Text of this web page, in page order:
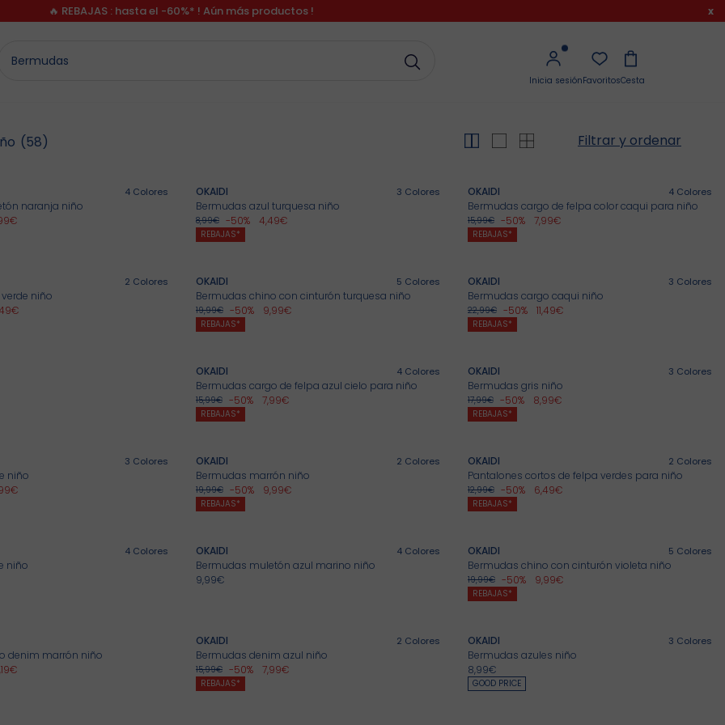
🔥 REBAJAS : hasta el -60%* ! Aún más productos ! x
Inicia sesión Cesta
Favoritos
Conjuntos
(58) Filtrar y ordenar
4 Colores
naranja niño
REBAJAS*
OKAIDI 3 Colores
Bermudas azul turquesa niño
8,99€ -50% 4,49€
REBAJAS*
OKAIDI 4 Colores
Bermudas cargo de felpa color caqui para niño
15,99€ -50% 7,99€
2 Colores
niño
REBAJAS*
OKAIDI 5 Colores
Bermudas chino con cinturón turquesa niño
19,99€ -50% 9,99€
REBAJAS*
OKAIDI 3 Colores
Bermudas cargo caqui niño
22,99€ -50% 11,49€
REBAJAS*
OKAIDI 4 Colores
Bermudas cargo de felpa azul cielo para niño
15,99€ -50% 7,99€
REBAJAS*
OKAIDI 3 Colores
Bermudas gris niño
17,99€ -50% 8,99€
3 Colores
niño
REBAJAS*
OKAIDI 2 Colores
Bermudas marrón niño
19,99€ -50% 9,99€
REBAJAS*
OKAIDI 2 Colores
Pantalones cortos de felpa verdes para niño
12,99€ -50% 6,49€
4 Colores
niño
OKAIDI 4 Colores
Bermudas muletón azul marino niño
9,99€
REBAJAS*
OKAIDI 5 Colores
Bermudas chino con cinturón violeta niño
19,99€ -50% 9,99€
denim marrón niño
REBAJAS*
OKAIDI 2 Colores
Bermudas denim azul niño
15,99€ -50% 7,99€
GOOD PRICE
OKAIDI 3 Colores
Bermudas azules niño
8,99€